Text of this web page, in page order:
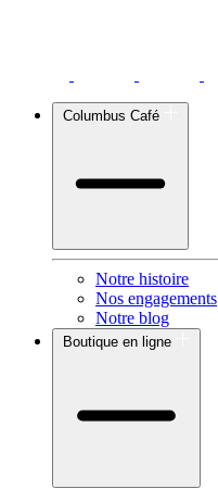
Columbus Café
Notre histoire
Nos engagements
Notre blog
Boutique en ligne